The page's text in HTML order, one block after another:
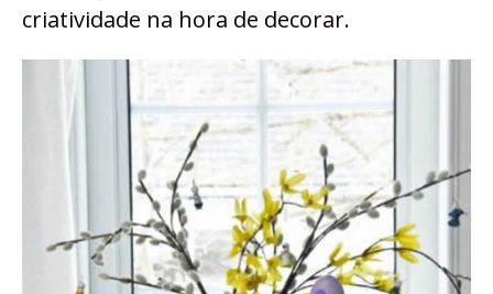
criatividade na hora de decorar.